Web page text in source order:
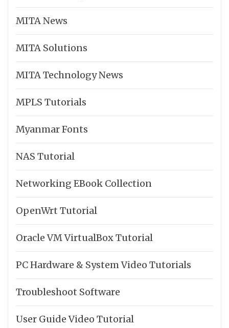
MITA News
MITA Solutions
MITA Technology News
MPLS Tutorials
Myanmar Fonts
NAS Tutorial
Networking EBook Collection
OpenWrt Tutorial
Oracle VM VirtualBox Tutorial
PC Hardware & System Video Tutorials
Troubleshoot Software
User Guide Video Tutorial